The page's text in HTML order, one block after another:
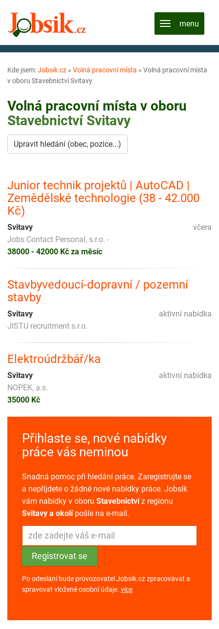
Kde jsem:Jobsik.cz » Volná pracovní místa » Volná pracovní místa
v oboru Stavebnictví Svitavy
Volná pracovní místa v oboru
Stavebnictví Svitavy
Upravit hledání (obec, pozice...)
Junior technik projektů | AutoCAD |
Zemědělské technologie (38 - 42.000
Kč)
včera
Svitavy
Jobs Contact Personal, s.r.o. -
38000 - 42000 Kč za měsíc
Stavbyvedoucí-dopravní / pozemní
stavby
aktivní nabídka
Svitavy
JISTU recruitment s.r.o.
Elektroúdržbář/ka
aktivní nabídka
Svitavy
NOPEK, a.s.
35000 Kč
Přihlaste se, nové nabídky
práce vás neminou
Snadná pomoc při hledání práce. Zaregistrujte se
a nepřijdete o žádné nové nabídky práce. Jobsik
vám nabídky v oboru Stavebnictvíz regionu
Svitavy a okolípošle na e-mail.
Po odeslání bude provozovatel Jobsik.cz zpracovávat a
spravovat vložené osobní údaje. více